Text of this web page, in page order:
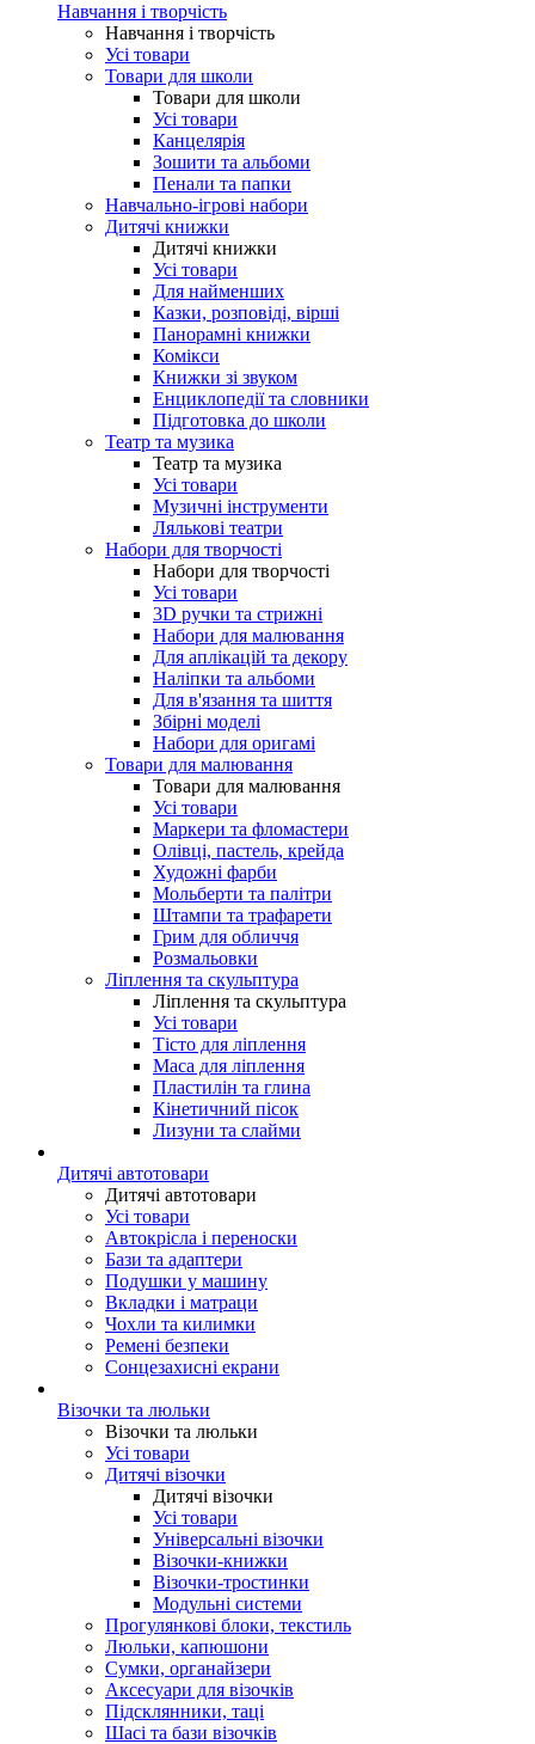
Навчання і творчість
Навчання і творчість
Усі товари
Товари для школи
Товари для школи
Усі товари
Канцелярія
Зошити та альбоми
Пенали та папки
Навчально-ігрові набори
Дитячі книжки
Дитячі книжки
Усі товари
Для найменших
Казки, розповіді, вірші
Панорамні книжки
Комікси
Книжки зі звуком
Енциклопедії та словники
Підготовка до школи
Театр та музика
Театр та музика
Усі товари
Музичні інструменти
Лялькові театри
Набори для творчості
Набори для творчості
Усі товари
3D ручки та стрижні
Набори для малювання
Для аплікацій та декору
Наліпки та альбоми
Для в'язання та шиття
Збірні моделі
Набори для оригамі
Товари для малювання
Товари для малювання
Усі товари
Маркери та фломастери
Олівці, пастель, крейда
Художні фарби
Мольберти та палітри
Штампи та трафарети
Грим для обличчя
Розмальовки
Ліплення та скульптура
Ліплення та скульптура
Усі товари
Тісто для ліплення
Маса для ліплення
Пластилін та глина
Кінетичний пісок
Лизуни та слайми
Дитячі автотовари
Дитячі автотовари
Усі товари
Автокрісла і переноски
Бази та адаптери
Подушки у машину
Вкладки і матраци
Чохли та килимки
Ремені безпеки
Сонцезахисні екрани
Візочки та люльки
Візочки та люльки
Усі товари
Дитячі візочки
Дитячі візочки
Усі товари
Універсальні візочки
Візочки-книжки
Візочки-тростинки
Модульні системи
Прогулянкові блоки, текстиль
Люльки, капюшони
Сумки, органайзери
Аксесуари для візочків
Підсклянники, таці
Шасі та бази візочків